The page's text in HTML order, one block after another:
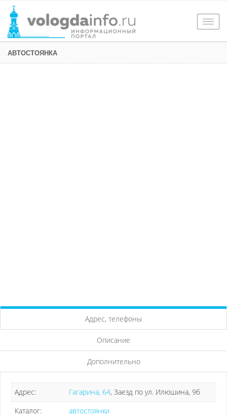
АВТОСТОЯНКА
Адрес, телефоны
Описание
Дополнительно
Адрес: Гагарина, 64, Заезд по ул. Илюшина, 9б
Каталог:
автостоянки